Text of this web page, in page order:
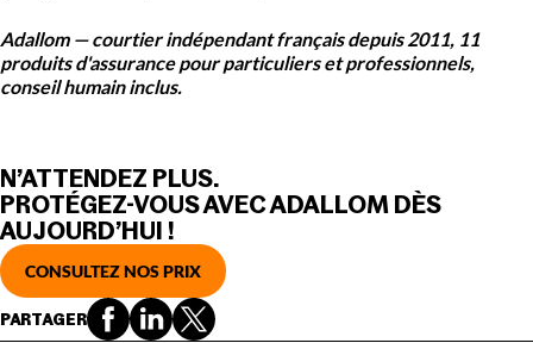
Adallom — courtier indépendant français depuis 2011, 11
produits d'assurance pour particuliers et professionnels,
conseil humain inclus.
N’ATTENDEZ PLUS.
PROTÉGEZ-VOUS AVEC ADALLOM DÈS
AUJOURD’HUI !
CONSULTEZ NOS PRIX
PARTAGER